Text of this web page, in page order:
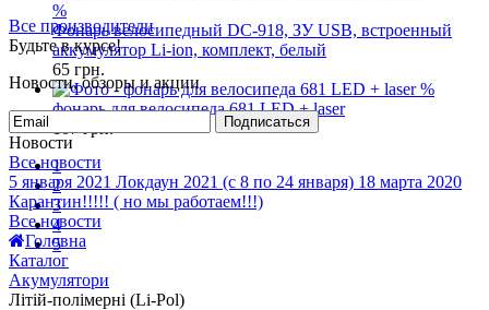
%
Фонарь велосипедный DC-918, ЗУ USB, встроенный
аккумулятор Li-ion, комплект, белый
65 грн.
%
фонарь для велосипеда 681 LED + laser
107грн.
1
2
3
4
5
Все производители
Будьте в курсе!
Новости, обзоры и акции
Подписаться
Новости
Все новости
5 января 2021 Локдаун 2021 (с 8 по 24 января) 18 марта 2020
Карантин!!!!! ( но мы работаем!!!)
Все новости
Головна
Каталог
Акумулятори
Літій-полімерні (Li-Pol)